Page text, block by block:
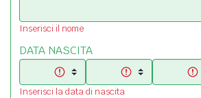
Inserisci il nome
DATA NASCITA
Inserisci la data di nascita